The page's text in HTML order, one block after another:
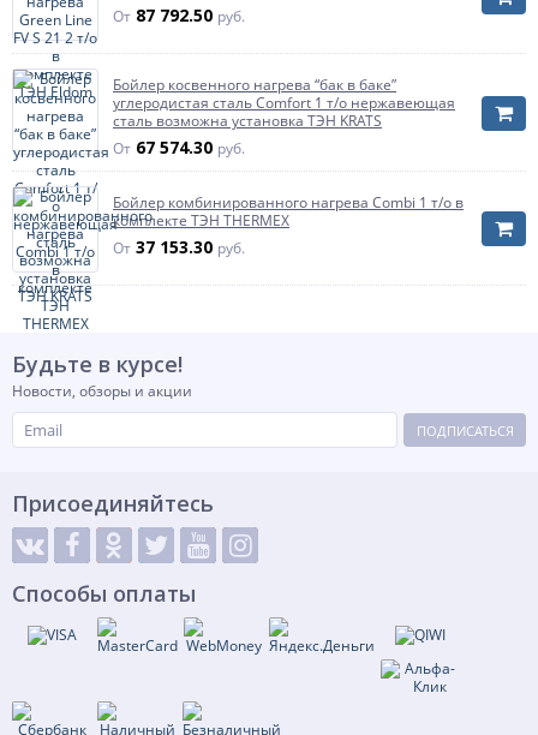
Масса нетто
Страна происхождения
Болгария
Объём
750 л
Тип установки
напольный
Мощность теплообменника
Мощность теплообменника
Номинальный параметр. Действительная
мощность зависит от режима работы котла и
его мощности.
98,6 кВт
Артикул
Мощность ТЭН
Подключение от котла (змеевик)
Подключение к контуру ГВС
Подключение к контуру рециркуляции
От 87 792.50 руб.
Бойлер косвенного нагрева “бак в баке”
углеродистая сталь Comfort 1 т/о нержавеющая
сталь возможна установка ТЭН KRATS
От 67 574.30 руб.
Бойлер комбинированного нагрева Combi 1 т/о в
комплекте ТЭН THERMEX
От 37 153.30 руб.
Будьте в курсе!
Новости, обзоры и акции
ПОДПИСАТЬСЯ
Присоединяйтесь
Способы оплаты